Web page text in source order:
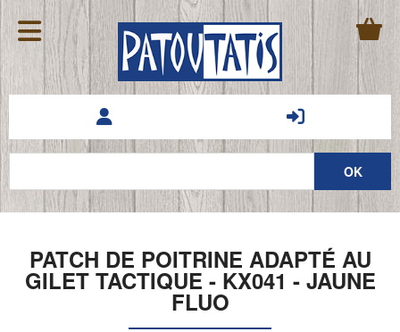
PATCH DE POITRINE ADAPTÉ AU
GILET TACTIQUE - KX041 - JAUNE
FLUO